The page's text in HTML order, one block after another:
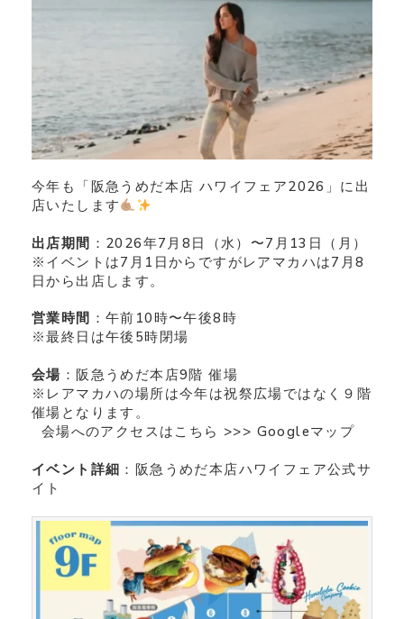
今年も「阪急うめだ本店 ハワイフェア2026」に出
店いたします
出店期間 ：2026年7月8日（水）〜7月13日（月）
※イベントは7月1日からですがレアマカハは7月8
日から出店します。
営業時間 ：午前10時〜午後8時
※最終日は午後5時閉場
会場 ：阪急うめだ本店9階 催場
※レアマカハの場所は今年は祝祭広場ではなく９階
催場となります。
会場へのアクセスは こちら >>> Googleマップ
イベント詳細 ： 阪急うめだ本店ハワイフェア公式サ
イト